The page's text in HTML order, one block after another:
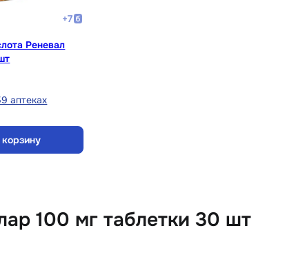
+7
Реневал
аптеках
корзину
100 мг таблетки 30 шт